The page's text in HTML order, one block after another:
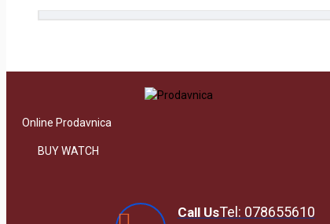
Online Prodavnica
BUY WATCH
Call UsTel: 078655610